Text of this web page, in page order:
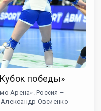
победы»
Арена». Россия –
Овсиенко